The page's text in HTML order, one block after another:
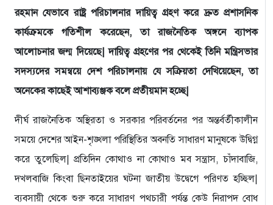
রহমান যেভাবে রাষ্ট্র পরিচালনার দায়িত্ব গ্রহণ করে দ্রুত প্রশাসনিক
কার্যক্রমকে গতিশীল করেছেন, তা রাজনৈতিক অঙ্গনে ব্যাপক
আলোচনার জন্ম দিয়েছে| দায়িত্ব গ্রহণের পর থেকেই তিনি মন্ত্রিসভার
সদস্যদের সমন্বয়ে দেশ পরিচালনায় যে সক্রিয়তা দেখিয়েছেন, তা
অনেকের কাছেই আশাব্যঞ্জক বলে প্রতীয়মান হচ্ছে|
দীর্ঘ রাজনৈতিক অস্থিরতা ও সরকার পরিবর্তনের পর অন্তর্বর্তীকালীন
সময়ে দেশের আইন-শৃঙ্খলা পরিস্থিতির অবনতি সাধারণ মানুষকে উদ্বিগ্ন
করে তুলেছিল| প্রতিদিন কোথাও না কোথাও মব সন্ত্রাস, চাঁদাবাজি,
দখলবাজি কিংবা ছিনতাইয়ের ঘটনা জাতীয় উদ্বেগে পরিণত হচ্ছিল|
ব্যবসায়ী থেকে শুরু করে সাধারণ পথচারী পর্যন্ত কেউ নিরাপদ বোধ